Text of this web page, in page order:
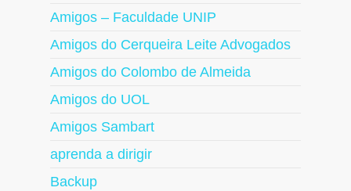
Amigos – Faculdade UNIP
Amigos do Cerqueira Leite Advogados
Amigos do Colombo de Almeida
Amigos do UOL
Amigos Sambart
aprenda a dirigir
Backup